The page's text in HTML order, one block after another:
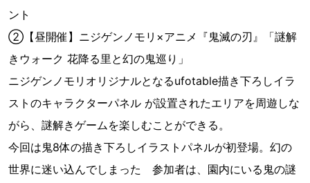
ント
②【昼開催】ニジゲンノモリ×アニメ『鬼滅の刃』「謎解
きウォーク 花降る里と幻の鬼巡り」
ニジゲンノモリオリジナルとなるufotable描き下ろしイラ
ストのキャラクターパネル が設置されたエリアを周遊しな
がら、謎解きゲームを楽しむことができる。
今回は鬼8体の描き下ろしイラストパネルが初登場。幻の
世界に迷い込んでしまった 参加者は、園内にいる鬼の謎